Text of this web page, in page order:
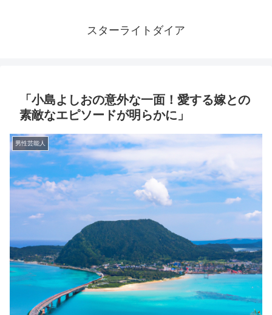
スターライトダイア
「小島よしおの意外な一面！愛する嫁との
素敵なエピソードが明らかに」
男性芸能人